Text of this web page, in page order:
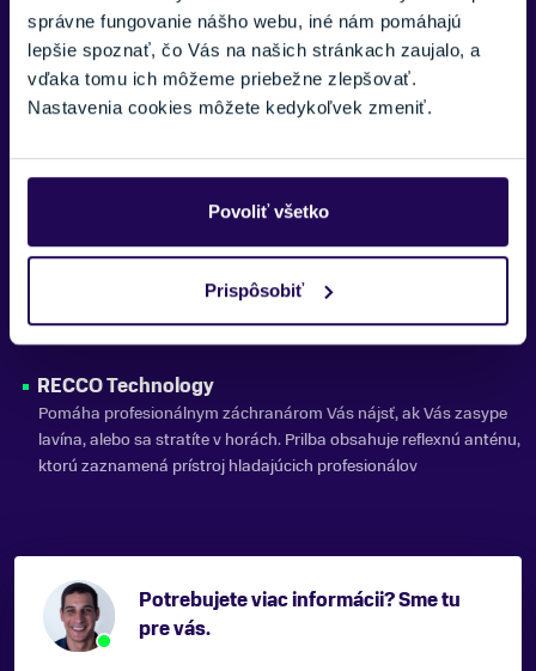
správne fungovanie nášho webu, iné nám pomáhajú
lepšie spoznať, čo Vás na našich stránkach zaujalo, a
vďaka tomu ich môžeme priebežne zlepšovať.
Nastavenia cookies môžete kedykoľvek zmeniť.
Povoliť všetko
Prispôsobiť
ochranu hlavy až o 40% nad štandardné normy
Hybrid EPP In-Mold
Hybridná konštrukcia: horná časť - tvrdá škrupina ABS, spodná
3D Molders Ear Pads
Obklopujú Vaše uši , udržujú ich v teple a chráni za všetkých
Magnetická spona Fidlock
velmi pohodlné a jednoduché zapínanie aj v rukaviciach, stačí
priblížiť a pracka sa sama dopne.
RECCO Technology
Pomáha profesionálnym záchranárom Vás nájsť, ak Vás zasype
lavína, alebo sa stratíte v horách. Prilba obsahuje reflexnú anténu,
ktorú zaznamená prístroj hladajúcich profesionálov
Potrebujete viac informácii? Sme tu
pre vás.